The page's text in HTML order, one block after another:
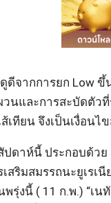
จากการยก Low ขึ้
นและการสะบัดตัว
ส้เทียน จึงเป็นเงื่อ
ดาห์นี้ ประกอบด้วย
ริมสมรรถนะยูเรเ
รุ่งนี้ ( 11 ก.พ.) “เ